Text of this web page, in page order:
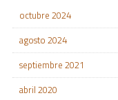
octubre 2024
agosto 2024
septiembre 2021
abril 2020